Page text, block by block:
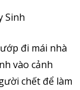
Sinh
đi mái nhà
vào cảnh
chết để làm